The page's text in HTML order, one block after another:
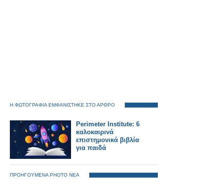
Η ΦΩΤΟΓΡΑΦΙΑ ΕΜΦΑΝΙΣΤΗΚΕ ΣΤΟ ΑΡΘΡΟ
Perimeter Institute: 6
καλοκαιρινά
επιστημονικά βιβλία
για παιδά
ΠΡΟΗΓΟΥΜΕΝΑ PHOTO ΝΕΑ